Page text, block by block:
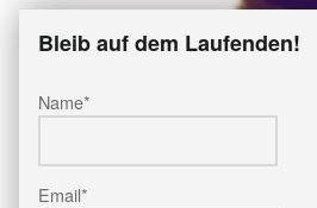
Bleib auf dem Laufenden!
Name*
Email*